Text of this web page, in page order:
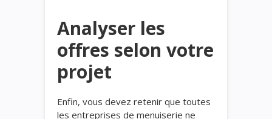
Analyser les
offres selon votre
projet
Enfin, vous devez retenir que toutes
les entreprises de menuiserie ne